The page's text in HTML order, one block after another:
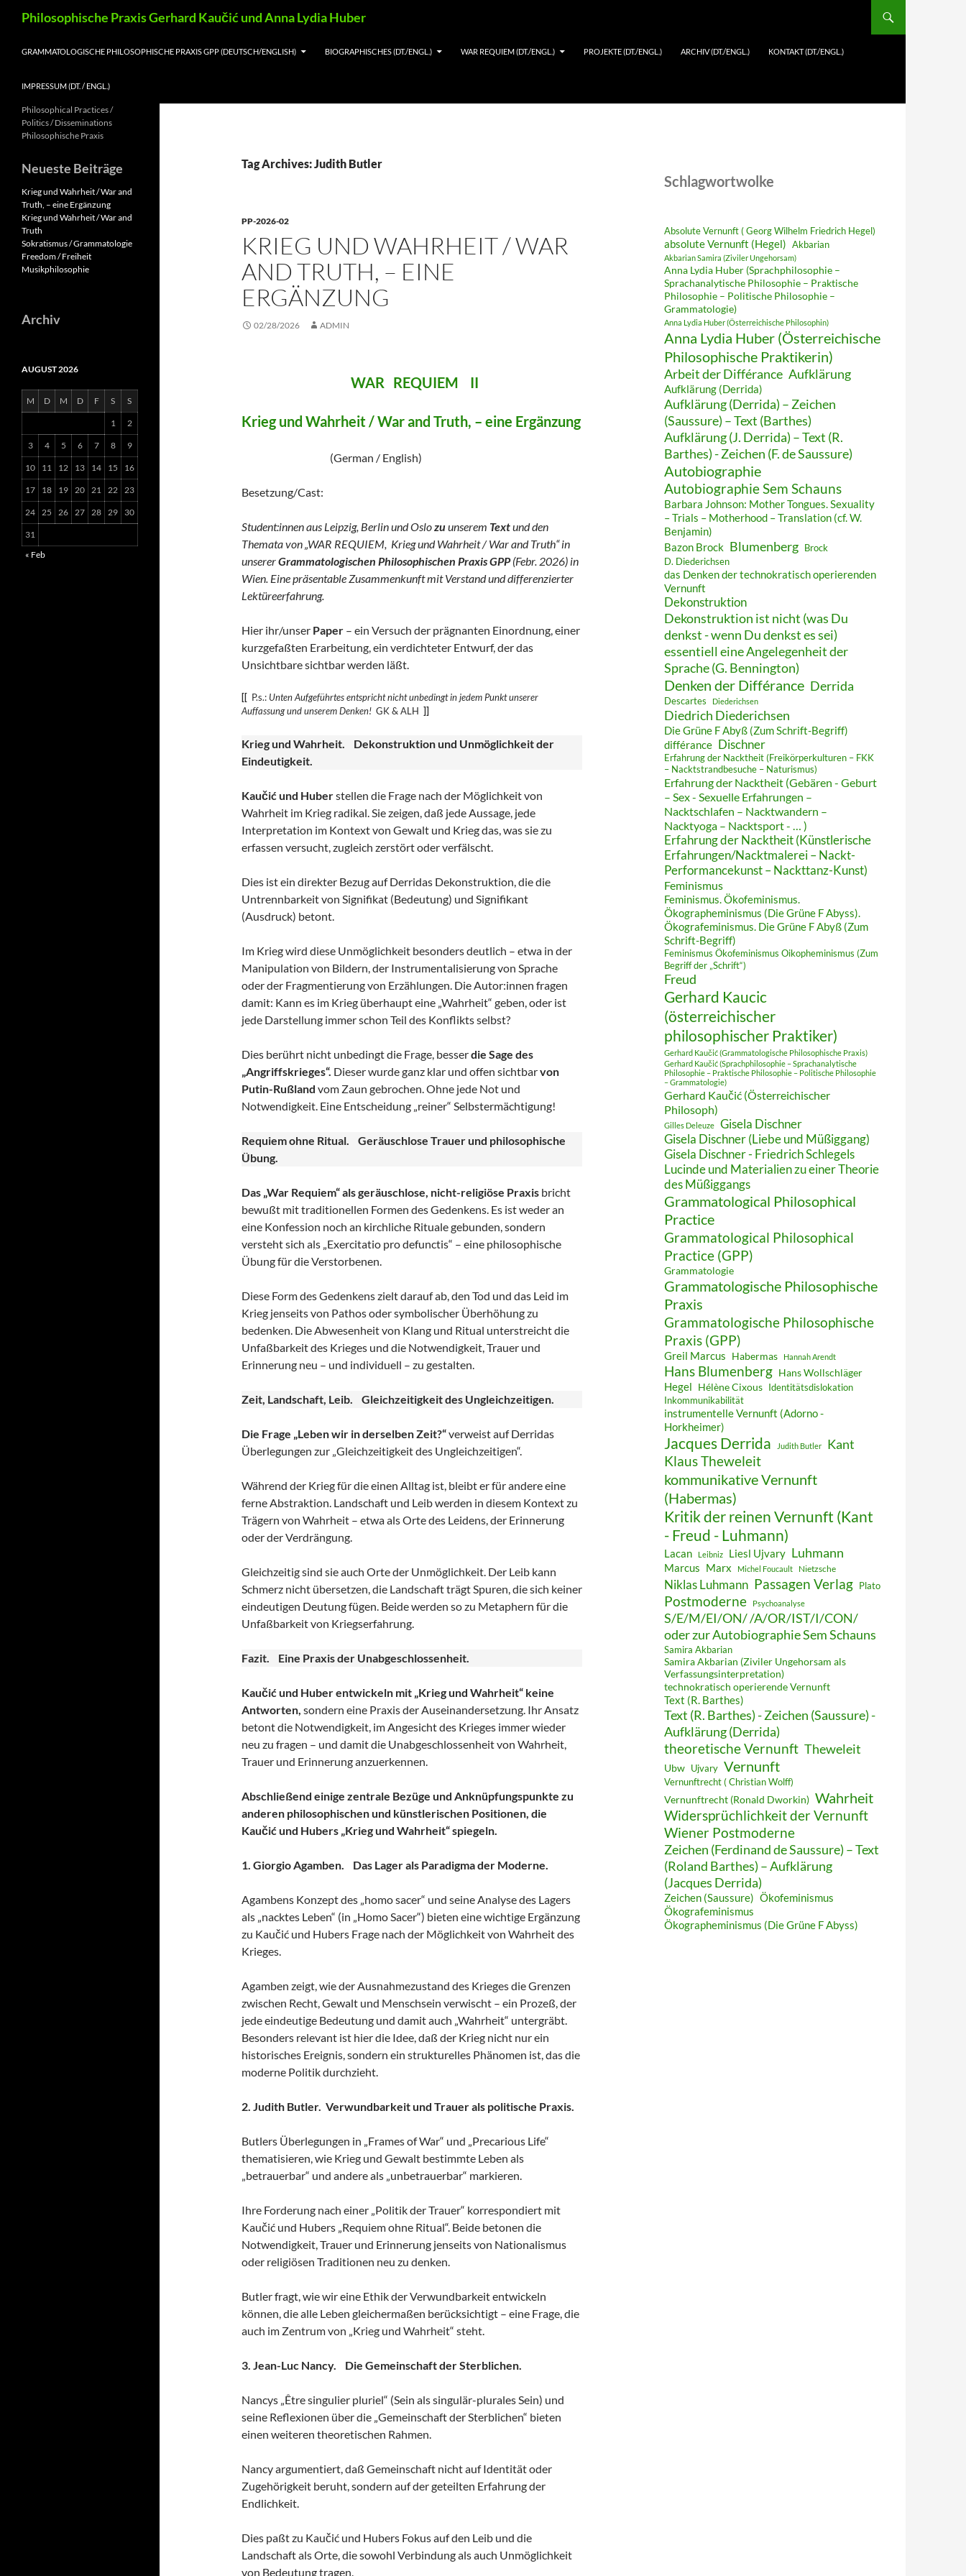
Philosophische Praxis Gerhard Kaučić und Anna Lydia Huber
GRAMMATOLOGISCHE PHILOSOPHISCHE PRAXIS GPP (DEUTSCH/ENGLISH) BIOGRAPHISCHES (DT./ENGL.) WAR REQUIEM (DT./ENGL.) PROJEKTE (DT./ENGL.) ARCHIV (DT./ENGL.) KONTAKT (DT./ENGL.)
IMPRESSUM (DT. / ENGL.)
Tag Archives: Judith Butler
PP-2026-02
KRIEG UND WAHRHEIT / WAR
AND TRUTH, – EINE
ERGÄNZUNG
02/28/2026 ADMIN
WAR REQUIEM II
Krieg und Wahrheit / War and Truth, – eine Ergänzung
(German / English)
Besetzung/Cast:
Student:innen aus Leipzig, Berlin und Oslozuunserem Textund den
Themata von „WAR REQUIEM, Krieg und Wahrheit / War and Truth“ in
unsererGrammatologischen Philosophischen Praxis GPP(Febr. 2026) in
Wien. Eine präsentable Zusammenkunft mit Verstand und differenzierter
Lektüreerfahrung.
Hier ihr/unser Paper – ein Versuch der prägnanten Einordnung, einer
kurzgefaßten Erarbeitung, ein verdichteter Entwurf, der das
Unsichtbare sichtbar werden läßt.
[[ P.s.: Unten Aufgeführtes entspricht nicht unbedingt in jedem Punkt unserer
Auffassung und unseremDenken! GK & ALH ]]
Krieg und Wahrheit. Dekonstruktion und Unmöglichkeit der
Eindeutigkeit.
Kaučić und Huberstellen die Frage nach der Möglichkeit von
Wahrheit im Krieg radikal. Sie zeigen, daß jede Aussage, jede
Interpretation im Kontext von Gewalt und Krieg das, was sie zu
erfassen versucht, zugleich zerstört oder verfälscht.
Dies ist ein direkter Bezug auf Derridas Dekonstruktion, die die
Untrennbarkeit von Signifikat (Bedeutung) und Signifikant
(Ausdruck) betont.
Im Krieg wird diese Unmöglichkeit besonders deutlich – etwa in der
Manipulation von Bildern, der Instrumentalisierung von Sprache
oder der Fragmentierung von Erzählungen. Die Autor:innen fragen
damit: Kann es im Krieg überhaupt eine „Wahrheit“ geben, oder ist
jede Darstellung immer schon Teil des Konflikts selbst?
Dies berührt nicht unbedingt die Frage, besserdie Sage des
„Angriffskrieges“. Dieser wurde ganz klar und offen sichtbarvon
Putin-Rußland vom Zaun gebrochen. Ohne jede Not und
Notwendigkeit. Eine Entscheidung „reiner“ Selbstermächtigung!
Requiem ohne Ritual. Geräuschlose Trauer und philosophische
Übung.
Das „War Requiem“ als geräuschlose, nicht-religiöse Praxis bricht
bewußt mit traditionellen Formen des Gedenkens. Es ist weder an
eine Konfession noch an kirchliche Rituale gebunden, sondern
versteht sich als „Exercitatio pro defunctis“ – eine philosophische
Übung für die Verstorbenen.
Diese Form des Gedenkens zielt darauf ab, den Tod und das Leid im
Krieg jenseits von Pathos oder symbolischer Überhöhung zu
bedenken. Die Abwesenheit von Klang und Ritual unterstreicht die
Unfaßbarkeit des Krieges und die Notwendigkeit, Trauer und
Erinnerung neu – und individuell – zu gestalten.
Zeit, Landschaft, Leib. Gleichzeitigkeit des Ungleichzeitigen.
Die Frage „Leben wir in derselben Zeit?“verweist auf Derridas
Überlegungen zur „Gleichzeitigkeit des Ungleichzeitigen“.
Während der Krieg für die einen Alltag ist, bleibt er für andere eine
ferne Abstraktion. Landschaft und Leib werden in diesem Kontext zu
Trägern von Wahrheit – etwa als Orte des Leidens, der Erinnerung
oder der Verdrängung.
Gleichzeitig sind sie auch Orte der Unmöglichkeit. Der Leib kann
Schmerz nicht übersetzen, die Landschaft trägt Spuren, die sich keiner
eindeutigen Deutung fügen. Beide werden so zu Metaphern für die
Unfaßbarkeit von Kriegserfahrung.
Fazit. Eine Praxis der Unabgeschlossenheit.
Kaučić und Huber entwickeln mit „Krieg und Wahrheit“ keine
Antworten, sondern eine Praxis der Auseinandersetzung. Ihr Ansatz
betont die Notwendigkeit, im Angesicht des Krieges immer wieder
neu zu fragen – und damit die Unabgeschlossenheit von Wahrheit,
Trauer und Erinnerung anzuerkennen.
Abschließend einige zentrale Bezüge und Anknüpfungspunkte zu
anderen philosophischen und künstlerischen Positionen, die
Kaučić und Hubers „Krieg und Wahrheit“ spiegeln.
1. Giorgio Agamben. Das Lager als Paradigma der Moderne.
Agambens Konzept des „homo sacer“ und seine Analyse des Lagers
als „nacktes Leben“ (in „Homo Sacer“) bieten eine wichtige Ergänzung
zu Kaučić und Hubers Frage nach der Möglichkeit von Wahrheit des
Krieges.
Agamben zeigt, wie der Ausnahmezustand des Krieges die Grenzen
zwischen Recht, Gewalt und Menschsein verwischt – ein Prozeß, der
jede eindeutige Bedeutung und damit auch „Wahrheit“ untergräbt.
Besonders relevant ist hier die Idee, daß der Krieg nicht nur ein
historisches Ereignis, sondern ein strukturelles Phänomen ist, das die
moderne Politik durchzieht.
2. Judith Butler. Verwundbarkeit und Trauer als politische Praxis.
Butlers Überlegungen in „Frames of War“ und „Precarious Life“
thematisieren, wie Krieg und Gewalt bestimmte Leben als
„betrauerbar“ und andere als „unbetrauerbar“ markieren.
Ihre Forderung nach einer „Politik der Trauer“ korrespondiert mit
Kaučić und Hubers „Requiem ohne Ritual“. Beide betonen die
Notwendigkeit, Trauer und Erinnerung jenseits von Nationalismus
oder religiösen Traditionen neu zu denken.
Butler fragt, wie wir eine Ethik der Verwundbarkeit entwickeln
können, die alle Leben gleichermaßen berücksichtigt – eine Frage, die
auch im Zentrum von „Krieg und Wahrheit“ steht.
3. Jean-Luc Nancy. Die Gemeinschaft der Sterblichen.
Nancys „Être singulier pluriel“ (Sein als singulär-plurales Sein) und
seine Reflexionen über die „Gemeinschaft der Sterblichen“ bieten
einen weiteren theoretischen Rahmen.
Nancy argumentiert, daß Gemeinschaft nicht auf Identität oder
Zugehörigkeit beruht, sondern auf der geteilten Erfahrung der
Endlichkeit.
Dies paßt zu Kaučić und Hubers Fokus auf den Leib und die
Landschaft als Orte, die sowohl Verbindung als auch Unmöglichkeit
von Bedeutung tragen.
Schlagwortwolke
Absolute Vernunft ( Georg Wilhelm Friedrich Hegel)
absolute Vernunft (Hegel) Akbarian
Akbarian Samira (Ziviler Ungehorsam)
Anna Lydia Huber (Sprachphilosophie –
Sprachanalytische Philosophie – Praktische
Philosophie – Politische Philosophie –
Grammatologie)
Anna Lydia Huber (Österreichische Philosophin)
Anna Lydia Huber (Österreichische
Philosophische Praktikerin)
Arbeit der Différance Aufklärung
Aufklärung (Derrida)
Aufklärung (Derrida) – Zeichen
(Saussure) – Text (Barthes)
Aufklärung (J. Derrida) – Text (R.
Barthes) - Zeichen (F. de Saussure)
Autobiographie
Autobiographie Sem Schauns
Barbara Johnson: Mother Tongues. Sexuality
– Trials – Motherhood – Translation (cf. W.
Benjamin)
Bazon Brock Blumenberg Brock
D. Diederichsen
das Denken der technokratisch operierenden
Vernunft
Dekonstruktion
Dekonstruktion ist nicht (was Du
denkst - wenn Du denkst es sei)
essentiell eine Angelegenheit der
Sprache (G. Bennington)
Denken der Différance Derrida
Descartes Diederichsen
Diedrich Diederichsen
Die Grüne F Abyß (Zum Schrift-Begriff)
différance
Dischner
Erfahrung der Nacktheit (Freikörperkulturen – FKK
– Nacktstrandbesuche – Naturismus)
Erfahrung der Nacktheit (Gebären - Geburt
– Sex - Sexuelle Erfahrungen –
Nacktschlafen – Nacktwandern –
Nacktyoga – Nacktsport - … )
Erfahrung der Nacktheit (Künstlerische
Erfahrungen/Nacktmalerei – Nackt-
Performancekunst – Nackttanz-Kunst)
Feminismus
Feminismus. Ökofeminismus.
Ökographeminismus (Die Grüne F Abyss).
Ökografeminismus. Die Grüne F Abyß (Zum
Schrift-Begriff)
Feminismus Ökofeminismus Oikopheminismus (Zum
Begriff der „Schrift“)
Freud
Gerhard Kaucic
(österreichischer
philosophischer Praktiker)
Gerhard Kaučić (Grammatologische Philosophische Praxis)
Gerhard Kaučić (Sprachphilosophie – Sprachanalytische
Philosophie – Praktische Philosophie – Politische Philosophie
– Grammatologie)
Gerhard Kaučić (Österreichischer
Philosoph)
Gilles Deleuze
Gisela Dischner
Gisela Dischner (Liebe und Müßiggang)
Gisela Dischner - Friedrich Schlegels
Lucinde und Materialien zu einer Theorie
des Müßiggangs
Grammatological Philosophical
Practice
Grammatological Philosophical
Practice (GPP)
Grammatologie
Grammatologische Philosophische
Praxis
Grammatologische Philosophische
Praxis (GPP)
Greil Marcus Habermas Hannah Arendt
Hans Blumenberg Hans Wollschläger
Hegel Hélène Cixous Identitätsdislokation
Inkommunikabilität
instrumentelle Vernunft (Adorno -
Horkheimer)
Jacques Derrida Judith Butler Kant
Klaus Theweleit
kommunikative Vernunft
(Habermas)
Kritik der reinen Vernunft (Kant
- Freud - Luhmann)
Lacan Leibniz Liesl Ujvary Luhmann
Marcus Marx Michel Foucault Nietzsche
Niklas Luhmann Passagen Verlag Plato
Postmoderne Psychoanalyse
S/E/M/EI/ON/ /A/OR/IST/I/CON/
oder zur Autobiographie Sem Schauns
Samira Akbarian
Samira Akbarian (Ziviler Ungehorsam als
Verfassungsinterpretation)
technokratisch operierende Vernunft
Text (R. Barthes)
Text (R. Barthes) - Zeichen (Saussure) -
Aufklärung (Derrida)
theoretische Vernunft Theweleit
Ubw Ujvary Vernunft
Vernunftrecht ( Christian Wolff)
Vernunftrecht (Ronald Dworkin) Wahrheit
Widersprüchlichkeit der Vernunft
Wiener Postmoderne
Zeichen (Ferdinand de Saussure) – Text
(Roland Barthes) – Aufklärung
(Jacques Derrida)
Zeichen (Saussure) Ökofeminismus
Ökografeminismus
Ökographeminismus (Die Grüne F Abyss)
Philosophical Practices /
Politics / Disseminations
Philosophische Praxis
Neueste Beiträge
Krieg und Wahrheit / War and
Truth, – eine Ergänzung
Krieg und Wahrheit / War and
Truth
Sokratismus / Grammatologie
Freedom / Freiheit
Musikphilosophie
Archiv
AUGUST 2026
M D M D F S S
1 2
3 4 5 6 7 8 9
10 11 12 13 14 15 16
17 18 19 20 21 22 23
24 25 26 27 28 29 30
31
« Feb